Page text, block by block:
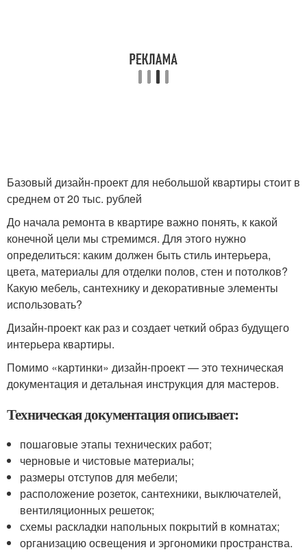
Базовый дизайн-проект для небольшой квартиры стоит в
среднем от 20 тыс. рублей
До начала ремонта в квартире важно понять, к какой
конечной цели мы стремимся. Для этого нужно
определиться: каким должен быть стиль интерьера,
цвета, материалы для отделки полов, стен и потолков?
Какую мебель, сантехнику и декоративные элементы
использовать?
Дизайн-проект как раз и создает четкий образ будущего
интерьера квартиры.
Помимо «картинки» дизайн-проект — это техническая
документация и детальная инструкция для мастеров.
Техническая документация описывает:
пошаговые этапы технических работ;
черновые и чистовые материалы;
размеры отступов для мебели;
расположение розеток, сантехники, выключателей,
вентиляционных решеток;
схемы раскладки напольных покрытий в комнатах;
организацию освещения и эргономики пространства.